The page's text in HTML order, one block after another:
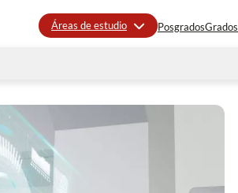
Áreas de estudio PosgradosGrados